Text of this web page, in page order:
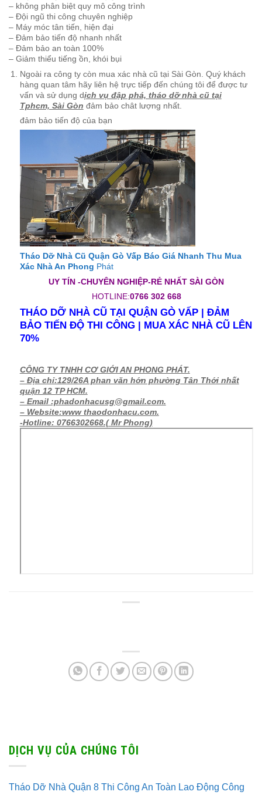
– Tiếp nhận yêu cầu của quý khách 24/24
– không phân biệt quy mô công trình
– Đội ngũ thi công chuyên nghiệp
– Máy móc tân tiến, hiện đại
– Đảm bảo tiến độ nhanh nhất
– Đảm bảo an toàn 100%
– Giảm thiểu tiếng ồn, khói bụi
Ngoài ra công ty còn mua xác nhà cũ tại Sài Gòn. Quý khách
hàng quan tâm hãy liên hệ trực tiếp đến chúng tôi để được tư
vấn và sử dụng d ịch vụ đập phá, tháo dỡ nhà cũ tại
Tphcm, Sài Gòn
đảm bảo chât lượng nhất.
đảm bảo tiến độ của bạn
Tháo Dỡ Nhà Cũ Quận Gò Vấp Báo Giá Nhanh Thu Mua
Xác Nhà An PhongPhát
UY TÍN -CHUYÊN NGHIỆP-RẺ NHẤT SÀI GÒN
HOTLINE:
0766 302 668
THÁO DỠ NHÀ CŨ TẠI QUẬN GÒ VẤP | ĐẢM
BẢO TIẾN ĐỘ THI CÔNG | MUA XÁC NHÀ CŨ LÊN
CÔNG TY TNHH CƠ GIỚI AN PHONG PHÁT.
– Địa chỉ:129/26A phan văn hớn phường Tân Thới nhất
quận 12 TP HCM.
– Email :phadonhacusg@gmail.com.
– Website:www thaodonhacu.com.
DỊCH VỤ CỦA CHÚNG TÔI